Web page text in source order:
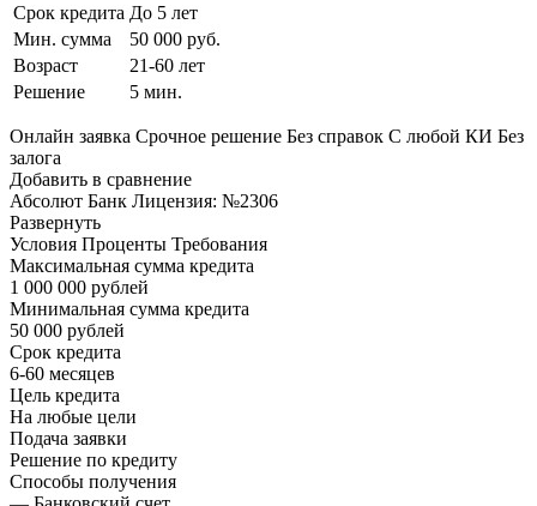
Срок кредита До 5 лет
Мин. сумма
50 000 руб.
Возраст
21-60 лет
Решение
5 мин.
Онлайн заявка Срочное решение Без справок С любой КИ Без
залога
Добавить в сравнение
Абсолют Банк Лицензия: №2306
Развернуть
Условия Проценты Требования
Максимальная сумма кредита
1 000 000 рублей
Минимальная сумма кредита
50 000 рублей
Срок кредита
6-60 месяцев
Цель кредита
На любые цели
Подача заявки
Решение по кредиту
Способы получения